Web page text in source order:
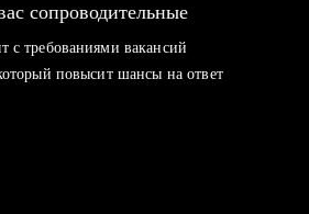
сопроводительные
с требованиями вакансий
повысит шансы на ответ